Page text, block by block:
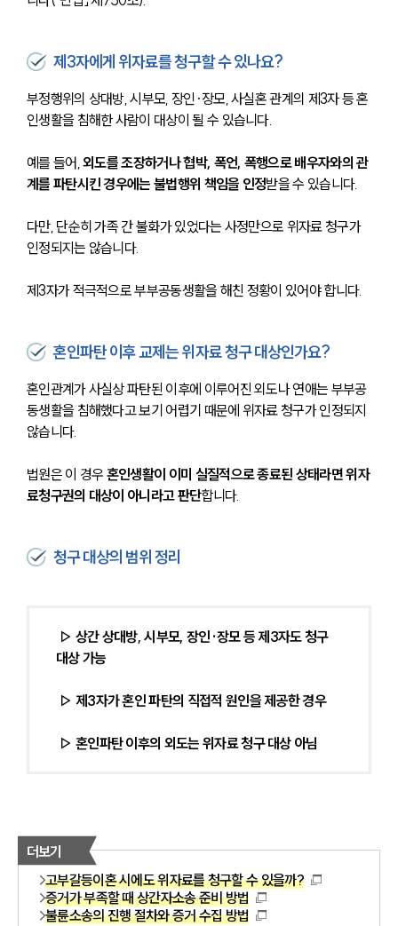
제3자에게 위자료를 청구할 수 있나요?
부정행위의 상대방, 시부모, 장인·장모, 사실혼 관계의 제3자 등 혼
인생활을 침해한 사람이 대상이 될 수 있습니다.
예를 들어, 외도를 조장하거나 협박, 폭언, 폭행으로 배우자와의 관
계를 파탄시킨 경우에는 불법행위 책임을 인정받을 수 있습니다.
다만, 단순히 가족 간 불화가 있었다는 사정만으로 위자료 청구가
인정되지는 않습니다.
제3자가 적극적으로 부부공동생활을 해친 정황이 있어야 합니다.
혼인파탄 이후 교제는 위자료 청구 대상인가요?
혼인관계가 사실상 파탄된 이후에 이루어진 외도나 연애는 부부공
동생활을 침해했다고 보기 어렵기 때문에 위자료 청구가 인정되지
않습니다.
법원은 이 경우 혼인생활이 이미 실질적으로 종료된 상태라면 위자
료청구권의 대상이 아니라고 판단합니다.
청구 대상의 범위 정리
대상 가능
▷ 제3자가 혼인 파탄의 직접적 원인을 제공한 경우
▷ 혼인파탄 이후의 외도는 위자료 청구 대상 아님
더보기
고부갈등이혼 시에도 위자료를 청구할 수 있을까?
증거가 부족할 때 상간자소송 준비 방법
불륜소송의 진행 절차와 증거 수집 방법